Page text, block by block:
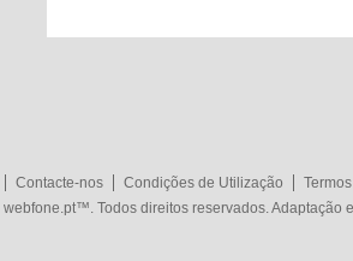
Contacte-nos Condições de Utilização
webfone.pt™. Todos direitos reservados. Adaptação